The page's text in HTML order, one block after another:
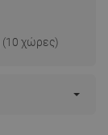
(10 χώρες)